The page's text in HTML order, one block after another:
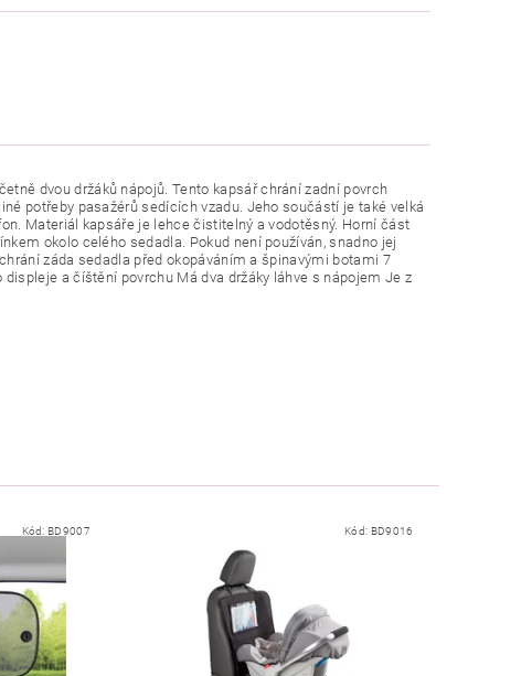
dvou držáků nápojů. Tento kapsář chrání zadní povrch
potřeby pasažérů sedících vzadu. Jeho součástí je také velká
Materiál kapsáře je lehce čistitelný a vodotěsný. Horní část
okolo celého sedadla. Pokud není používán, snadno jej
záda sedadla před okopáváním a špinavými botami 7
a číštění povrchu Má dva držáky láhve s nápojem Je z
Kód: BD9007 Kód: BD9016